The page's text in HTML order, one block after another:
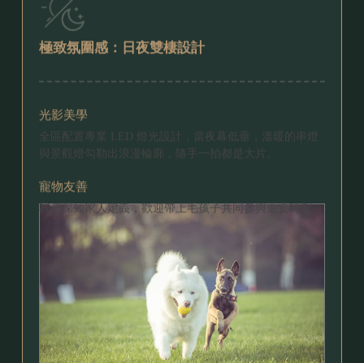
極致氛圍感： 日夜雙棲設計
光影美學
全區配置專業 LED 燈光設計，當夜幕低垂，溫暖的串燈
與景觀燈勾勒出浪漫輪廓，隨手一拍都是大片。
寵物友善
我們深知家人定義，歡迎帶上毛孩子共同參與重要時刻。